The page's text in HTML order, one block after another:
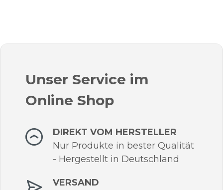
Unser Service im
Online Shop
DIREKT VOM HERSTELLER
Nur Produkte in bester Qualität
- Hergestellt in Deutschland
VERSAND